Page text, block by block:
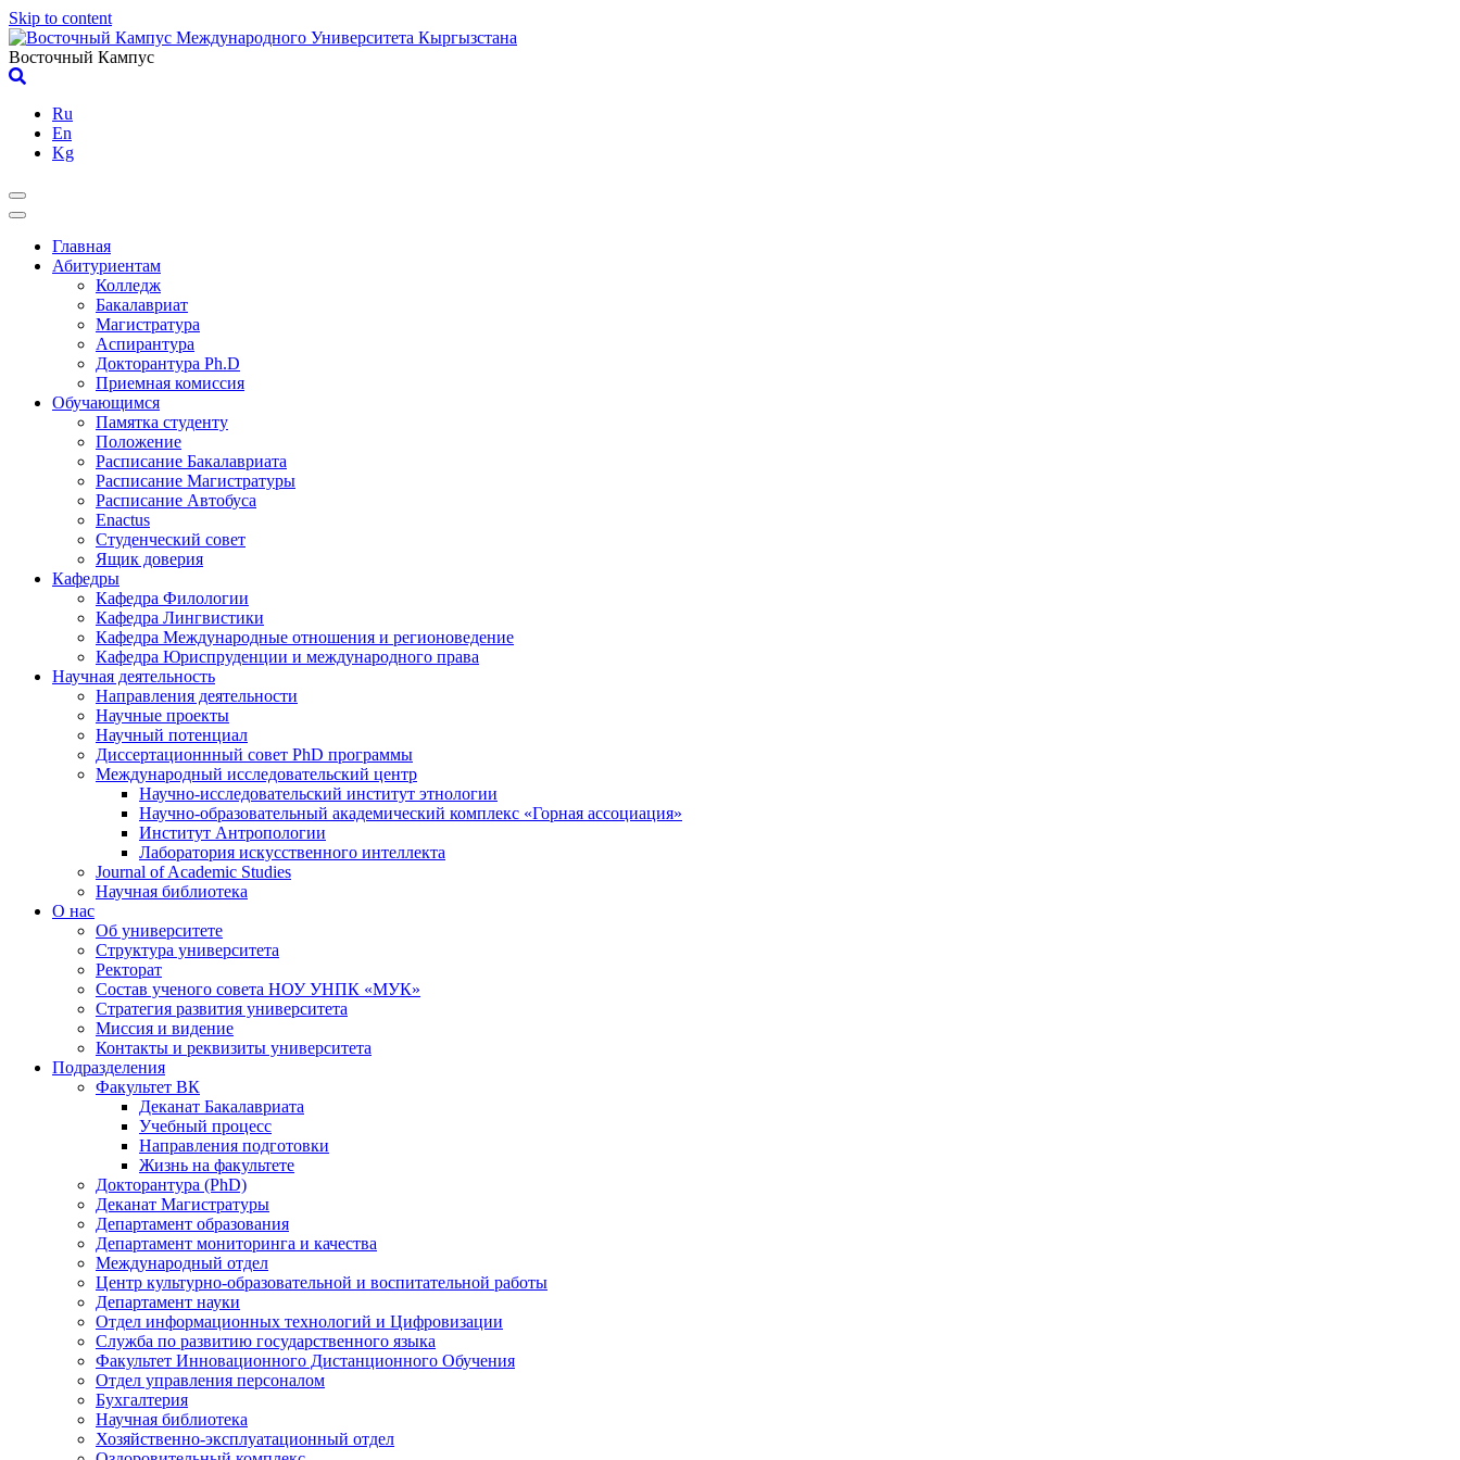
Skip to content
Восточный Кампус
Ru
En
Kg
Главная
Абитуриентам
Колледж
Бакалавриат
Магистратура
Аспирантура
Докторантура Ph.D
Приемная комиссия
Обучающимся
Памятка студенту
Положение
Расписание Бакалавриата
Расписание Магистратуры
Расписание Автобуса
Enactus
Студенческий совет
Ящик доверия
Кафедры
Кафедра Филологии
Кафедра Лингвистики
Кафедра Международные отношения и регионоведение
Кафедра Юриспруденции и международного права
Научная деятельность
Направления деятельности
Научные проекты
Научный потенциал
Диссертационнный совет PhD программы
Международный исследовательский центр
Научно-исследовательский институт этнологии
Научно-образовательный академический комплекс «Горная ассоциация»
Институт Антропологии
Лаборатория искусственного интеллекта
Journal of Academic Studies
Научная библиотека
О нас
Об университете
Структура университета
Ректорат
Состав ученого совета НОУ УНПК «МУК»
Стратегия развития университета
Миссия и видение
Контакты и реквизиты университета
Подразделения
Факультет ВК
Деканат Бакалавриата
Учебный процесс
Направления подготовки
Жизнь на факультете
Докторантура (PhD)
Деканат Магистратуры
Департамент образования
Департамент мониторинга и качества
Международный отдел
Центр культурно-образовательной и воспитательной работы
Департамент науки
Отдел информационных технологий и Цифровизации
Служба по развитию государственного языка
Факультет Инновационного Дистанционного Обучения
Отдел управления персоналом
Бухгалтерия
Научная библиотека
Хозяйственно-эксплуатационный отдел